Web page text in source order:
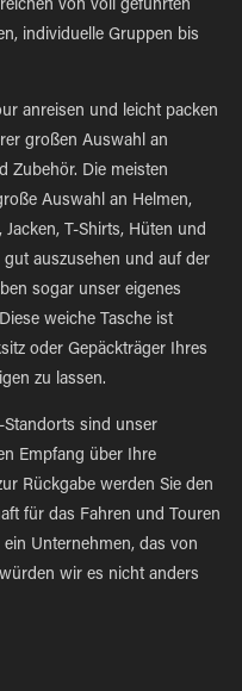
von voll geführten
individuelle Gruppen bis
anreisen und leicht packen
großen Auswahl an
Zubehör. Die meisten
Auswahl an Helmen,
T-Shirts, Hüten und
auszusehen und auf der
sogar unser eigenes
weiche Tasche ist
oder Gepäckträger Ihres
zu lassen.
Standorts sind unser
Empfang über Ihre
Rückgabe werden Sie den
für das Fahren und Touren
Unternehmen, das von
wir es nicht anders